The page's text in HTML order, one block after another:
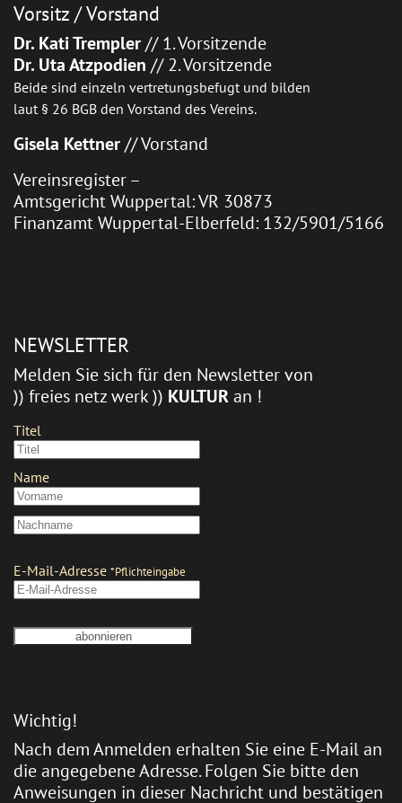
Vorsitz / Vorstand
Dr. Kati Trempler// 1. Vorsitzende
Dr. Uta Atzpodien // 2. Vorsitzende
Beide sind einzeln vertretungsbefugt und bilden
laut § 26 BGB den Vorstand des Vereins.
Gisela Kettner// Vorstand
Vereinsregister –
Amtsgericht Wuppertal: VR 30873
Finanzamt Wuppertal-Elberfeld: 132/5901/5166
NEWSLETTER
Melden Sie sich für den Newsletter von
)) freies netz werk )) KULTURan !
Wichtig!
Nach dem Anmelden erhalten Sie eine E-Mail an
die angegebene Adresse. Folgen Sie bitte den
Anweisungen in dieser Nachricht und bestätigen